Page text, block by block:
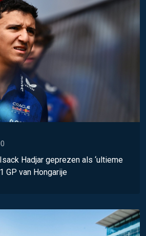
Hadjar geprezen als ‘ultieme
GP van Hongarije